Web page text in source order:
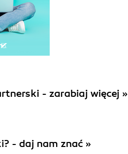
- zarabiaj więcej »
- daj nam znać »